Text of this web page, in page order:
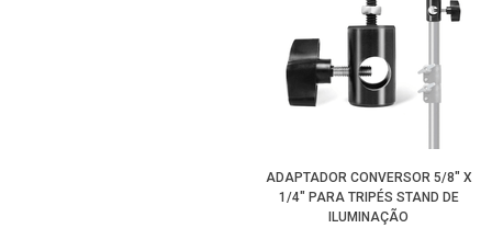
ADAPTADOR CONVERSOR 5/8" X
1/4" PARA TRIPÉS STAND DE
ILUMINAÇÃO